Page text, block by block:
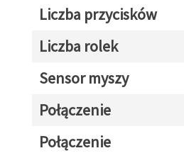
Liczba przycisków
Liczba rolek
Sensor myszy
Połączenie
Połączenie